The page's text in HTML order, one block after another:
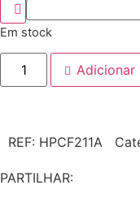
Em stock
Adicionar
REF: HPCF211A
PARTILHAR: